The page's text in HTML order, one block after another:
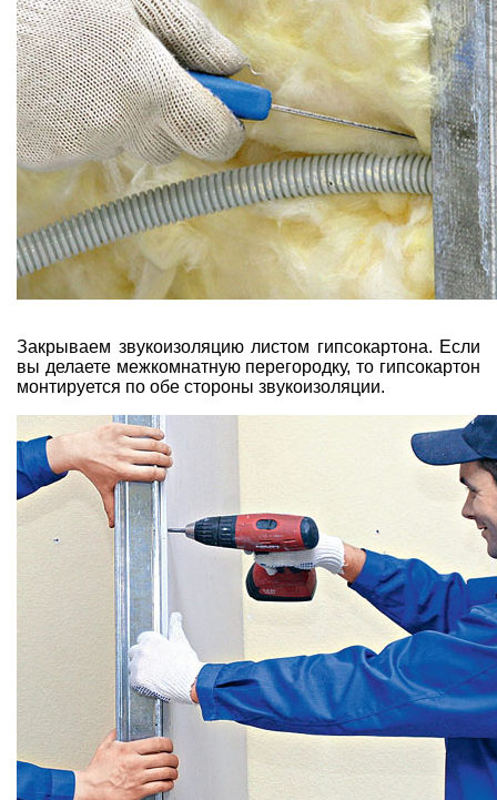
Закрываем звукоизоляцию листом гипсокартона. Если
вы делаете межкомнатную перегородку, то гипсокартон
монтируется по обе стороны звукоизоляции.